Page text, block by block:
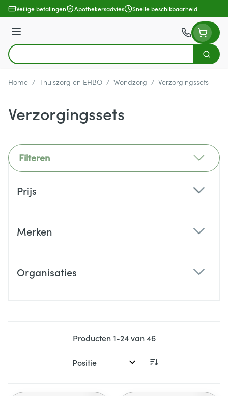
Ga naar de inhoud
Veilige betalingen Apothekersadvies Snelle beschikbaarheid
Menu
Product, merk, categorie...
Zoek
Home / Thuiszorg en EHBO / Wondzorg / Verzorgingssets
Verzorgingssets
Filteren
Prijs
Merken
Organisaties
Producten1-24van46
Sorteer op: